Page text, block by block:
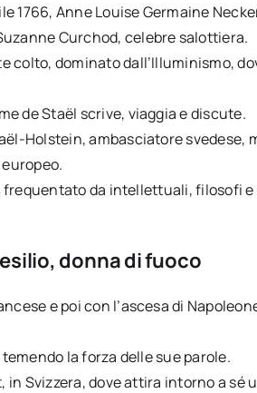
1766, Anne Louise Germaine
Curchod, celebre salottiera.
colto, dominato dall’Illuminismo,
de Staël scrive, viaggia e discute.
Holstein, ambasciatore svedese,
frequentato da intellettuali, filosofi
donna di fuoco
e poi con l’ascesa di
temendo la forza delle sue parole.
in Svizzera, dove attira intorno a sé